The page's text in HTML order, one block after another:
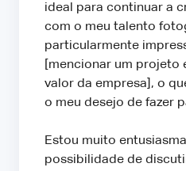
ideal para continuar a
com o meu talento
particularmente
[mencionar um projeto
valor da empresa], o
o meu desejo de fazer
Estou muito
possibilidade de